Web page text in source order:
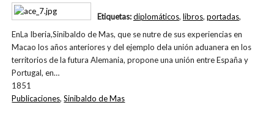
EnLa Iberia,Sinibaldo de Mas, que se nutre de sus experiencias en
Macao los años anteriores y del ejemplo dela unión aduanera en los
territorios de la futura Alemania, propone una unión entre España y
Portugal, en…
1851
Etiquetas:diplomáticos, libros, portadas,
Publicaciones,Sinibaldo de Mas